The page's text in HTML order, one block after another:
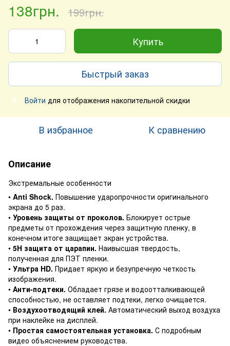
138грн. 199грн.
Купить
Быстрый заказ
% Войти для отображения накопительной скидки
В избранное К сравнению
Описание
Экстремальные особенности
• Anti Shock. Повышение ударопрочности оригинального
экрана до 5 раз.
• Уровень защиты от проколов. Блокирует острые
предметы от прохождения через защитную пленку, в
конечном итоге защищает экран устройства.
• 5H защита от царапин. Наивысшая твердость,
полученная для ПЭТ пленки.
• Ультра HD. Придает яркую и безупречную четкость
изображения.
• Анти-подтеки. Обладает грязе и водоотталкивающей
способностью, не оставляет подтеки, легко очищается.
• Воздухоотводящий клей. Автоматический выход воздуха
при наклейке на дисплей.
• Простая самостоятельная установка. С подробным
видео объяснением руководства.